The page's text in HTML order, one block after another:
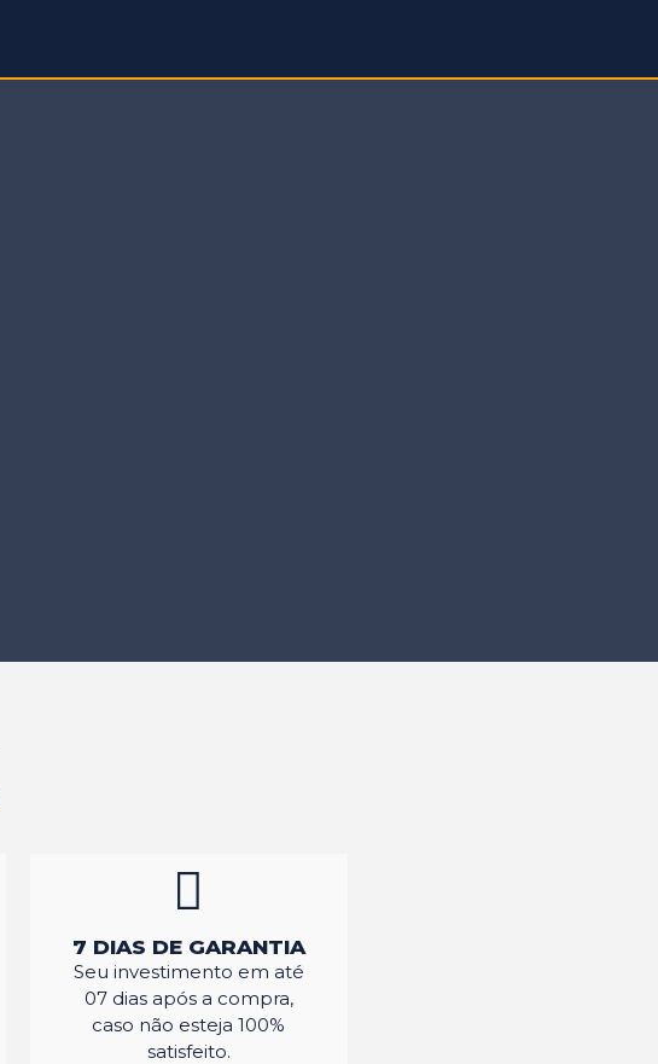
7 DIAS DE GARANTIA
Seu investimento em até
07 dias após a compra,
caso não esteja 100%
satisfeito.